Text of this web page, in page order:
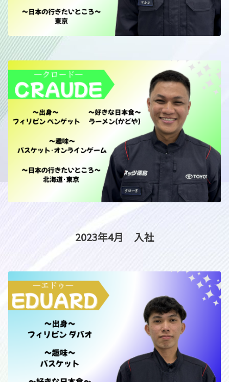
2023年4月 入社